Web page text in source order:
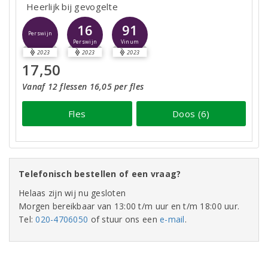
Heerlijk bij gevogelte
Perswijn
2023
16
Perswijn
2023
91
Vinum
2023
17,50
Vanaf 12 flessen 16,05 per fles
Fles Doos (6)
Telefonisch bestellen of een vraag?
Helaas zijn wij nu gesloten
Morgen bereikbaar van 13:00 t/m uur en t/m 18:00 uur.
Tel:020-4706050 of stuur ons eene-mail.